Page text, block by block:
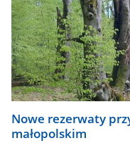
Nowe rezerwaty
małopolskim